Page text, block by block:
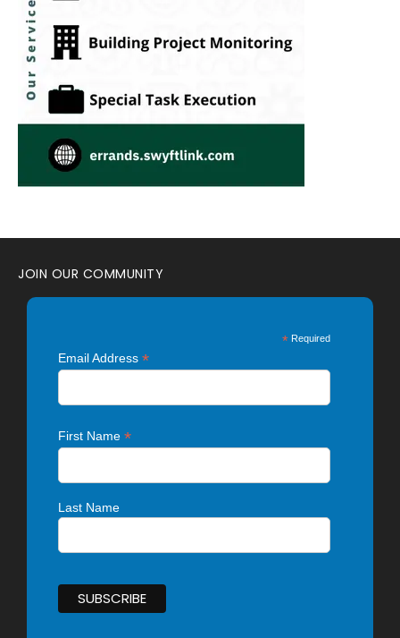
JOIN OUR COMMUNITY
* Required
Email Address*
First Name*
Last Name